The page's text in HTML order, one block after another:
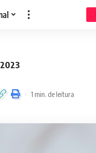
1 min. de leitura